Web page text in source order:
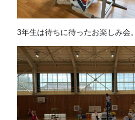
3年生は待ちに待ったお楽しみ会。